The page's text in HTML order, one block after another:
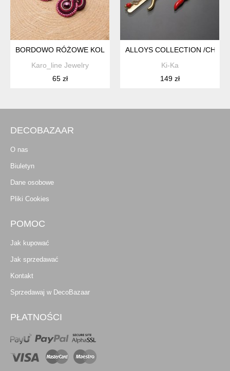
BORDOWO RÓŻOWE KOLCZYKI SUTASZ
Karo_line Jewelry
65 zł
ALLOYS COLLECTION /CHILI/
Ki-Ka
149 zł
DECOBAZAAR
O nas
Biuletyn
Dane osobowe
Pliki Cookies
POMOC
Jak kupować
Jak sprzedawać
Kontakt
Sprzedawaj w DecoBazaar
PŁATNOŚCI